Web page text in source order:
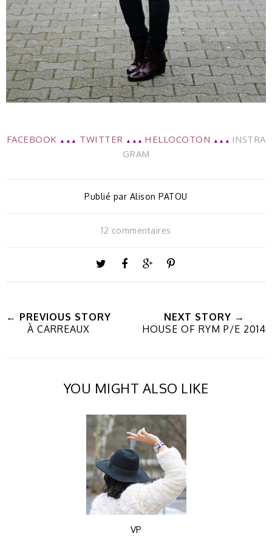
FACEBOOK ▲▲▲ TWITTER ▲▲▲ HELLOCOTON ▲▲▲ INSTRA
GRAM
Publié par Alison PATOU
12 commentaires
← PREVIOUS STORY
À CARREAUX
NEXT STORY →
HOUSE OF RYM P/E 2014
YOU MIGHT ALSO LIKE
VP